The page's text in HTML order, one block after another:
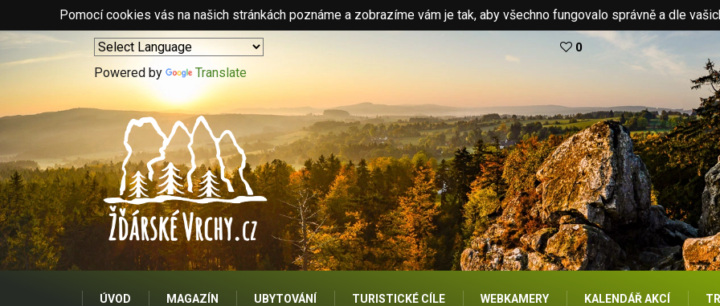
Pomocí cookies vás na našich stránkách poznáme a zobrazíme vám je tak, aby všechno fungovalo správně a dle
Powered by Translate
0
ÚVOD MAGAZÍN UBYTOVÁNÍ TURISTICKÉ CÍLE WEBKAMERY KALENDÁŘ AKCÍ